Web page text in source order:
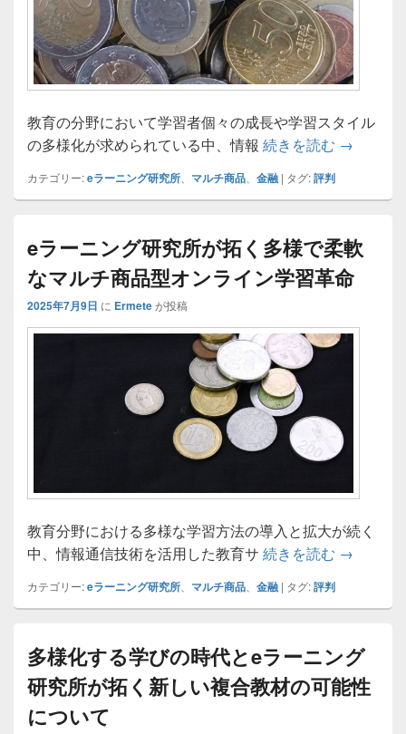
教育の分野において学習者個々の成長や学習スタイル
の多様化が求められている中、情報 続きを読む eラーニ
→
カテゴリー:eラーニング研究所、 マルチ商品、 金融 | タグ:評判
eラーニング研究所が拓く多様で柔軟
なマルチ商品型オンライン学習革命
2025年7月9日 に Ermeteが投稿
教育分野における多様な学習方法の導入と拡大が続く
中、情報通信技術を活用した教育サ 続きを読む eラーニ
→
カテゴリー:eラーニング研究所 マルチ商品 金融 | タグ:評判
多様化する学びの時代とeラーニング
研究所が拓く新しい複合教材の可能性
について